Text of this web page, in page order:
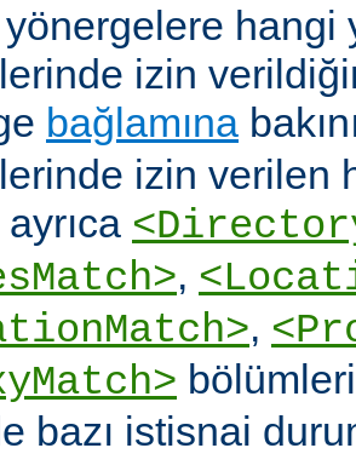
hangi
izin
bağlamına
izin verilen
,
,
bazı istisnai